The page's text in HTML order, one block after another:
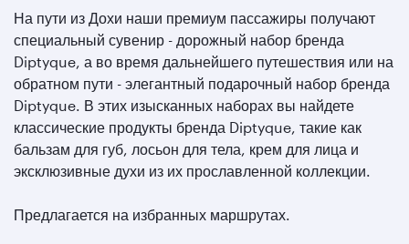
На пути из Дохи наши премиум пассажиры получают
специальный сувенир - дорожный набор бренда
Diptyque, а во время дальнейшего путешествия или на
обратном пути - элегантный подарочный набор бренда
Diptyque. В этих изысканных наборах вы найдете
классические продукты бренда Diptyque, такие как
бальзам для губ, лосьон для тела, крем для лица и
эксклюзивные духи из их прославленной коллекции.
Предлагается на избранных маршрутах.